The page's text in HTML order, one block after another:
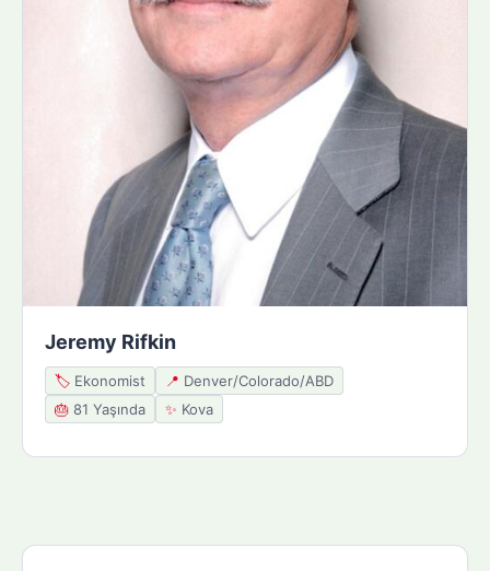
Jeremy Rifkin
🏷️ Ekonomist 📍 Denver/Colorado/ABD
🎂 81 Yaşında ✨ Kova